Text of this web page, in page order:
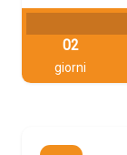
02
giorni